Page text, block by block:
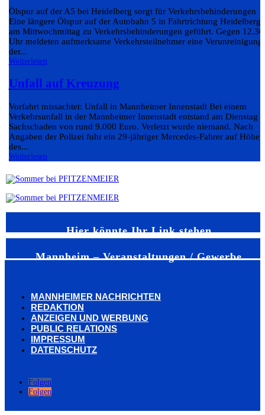
Ölspur auf der A5 bei Heidelberg sorgt für Verkehrsbehinderungen
Eine längere Ölspur auf der Autobahn 5 in Fahrtrichtung Heidelberg
am Mittwochmittag zu Verkehrsbehinderungen geführt. Gegen 12.30
Uhr meldeten aufmerksame Verkehrsteilnehmer eine Verunreinigung
der...
Weiterlesen
Unfall auf Kreuzung
Vorfahrt missachtet: Unfall in Mannheimer Innenstadt Bei einem
Verkehrsunfall in der Mannheimer Innenstadt entstand am Dienstag
Sachschaden von rund 9.000 Euro. Verletzt wurde niemand. Nach
Angaben der Polizei fuhr ein 29-jähriger Mercedes-Fahrer auf Höhe
des...
Weiterlesen
Hier könnte Ihr Link stehen
Mannheim – Veranstaltungen / Gewerbe
MANNHEIMER NACHRICHTEN
REDAKTION
ANZEIGEN UND WERBUNG
PUBLIC RELATIONS
IMPRESSUM
DATENSCHUTZ
Folgen
Folgen